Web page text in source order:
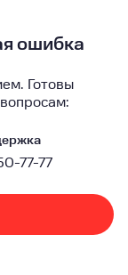
ошибка
Готовы
77-77